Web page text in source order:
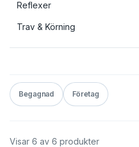
Reflexer
Trav & Körning
Begagnad Företag
Visar 6 av 6 produkter